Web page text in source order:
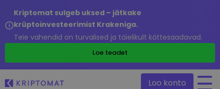
Kriptomat sulgeb uksed – jätkake
krüptoinvesteerimist Krakeniga.
Teie vahendid on turvalised ja täielikult kättesaadavad.
Loe teadet
Loo konto
/